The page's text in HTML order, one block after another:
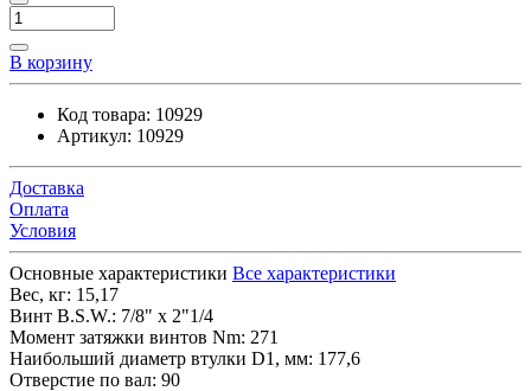
В корзину
Код товара: 10929
Артикул: 10929
Доставка
Оплата
Условия
Основные характеристики Все характеристики
Вес, кг: 15,17
Винт B.S.W.: 7/8" х 2"1/4
Момент затяжки винтов Nm: 271
Наибольший диаметр втулки D1, мм: 177,6
Отверстие по вал: 90